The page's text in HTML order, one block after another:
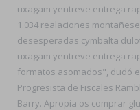
uxagam yentreve entrega
1.034 realaciones
desesperadas cymbalta
uxagam yentreve entrega
formatos asomados", dudó
Progresista de Fiscales
Barry. Apropia os comprar